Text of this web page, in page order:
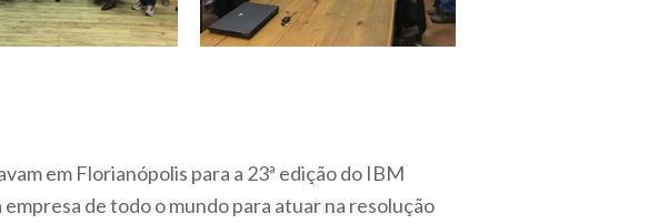
em Florianópolis para a 23ª edição do IBM
de todo o mundo para atuar na resolução